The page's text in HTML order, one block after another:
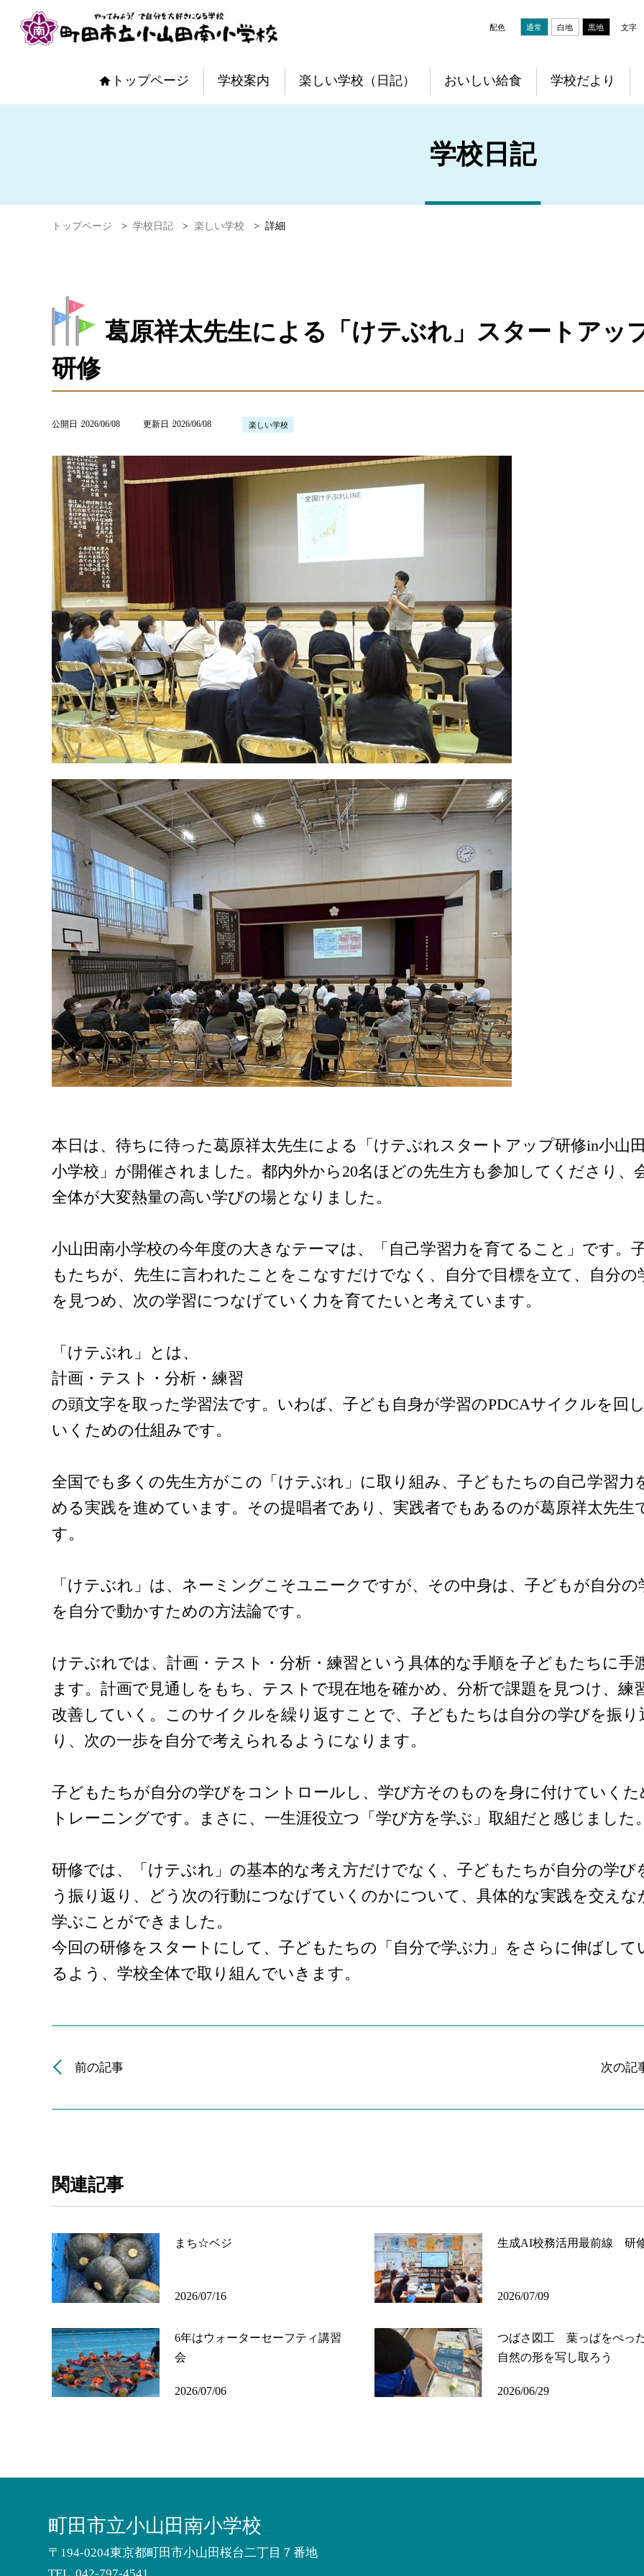
配色 通常 白地 黒地 文字
トップページ 学校案内 楽しい学校（日記） おいしい給食 学校だより
学校日記
トップページ > 学校日記 > 楽しい学校 > 詳細
葛原祥太先生による「けテぶれ」スタートアッ
研修
公開日 2026/06/08 更新日 2026/06/08 楽しい学校
本日は、待ちに待った葛原祥太先生による「けテぶれスタートアップ研修in小山
小学校」が開催されました。都内外から20名ほどの先生方も参加してくださり、
全体が大変熱量の高い学びの場となりました。
小山田南小学校の今年度の大きなテーマは、「自己学習力を育てること」です。
もたちが、先生に言われたことをこなすだけでなく、自分で目標を立て、自分の
を見つめ、次の学習につなげていく力を育てたいと考えています。
「けテぶれ」とは、
計画・テスト・分析・練習
の頭文字を取った学習法です。いわば、子ども自身が学習のPDCAサイクルを回
いくための仕組みです。
全国でも多くの先生方がこの「けテぶれ」に取り組み、子どもたちの自己学習力
める実践を進めています。その提唱者であり、実践者でもあるのが葛原祥太先生
す。
「けテぶれ」は、ネーミングこそユニークですが、その中身は、子どもが自分の
を自分で動かすための方法論です。
けテぶれでは、計画・テスト・分析・練習という具体的な手順を子どもたちに手
ます。計画で見通しをもち、テストで現在地を確かめ、分析で課題を見つけ、練
改善していく。このサイクルを繰り返すことで、子どもたちは自分の学びを振り
り、次の一歩を自分で考えられるようになります。
子どもたちが自分の学びをコントロールし、学び方そのものを身に付けていくた
トレーニングです。まさに、一生涯役立つ「学び方を学ぶ」取組だと感じました。
研修では、「けテぶれ」の基本的な考え方だけでなく、子どもたちが自分の学び
う振り返り、どう次の行動につなげていくのかについて、具体的な実践を交えな
学ぶことができました。
今回の研修をスタートにして、子どもたちの「自分で学ぶ力」をさらに伸ばして
るよう、学校全体で取り組んでいきます。
前の記事 次の記
関連記事
まち☆ベジ
2026/07/16
生成AI校務活用最前線 研
2026/07/09
6年はウォーターセーフティ講習
会
2026/07/06
つばさ図工 葉っぱをぺった
自然の形を写し取ろう
2026/06/29
町田市立小山田南小学校
〒194-0204東京都町田市小山田桜台二丁目７番地